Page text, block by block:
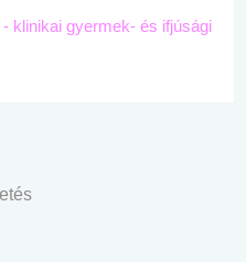
klinikai gyermek- és ifjúsági